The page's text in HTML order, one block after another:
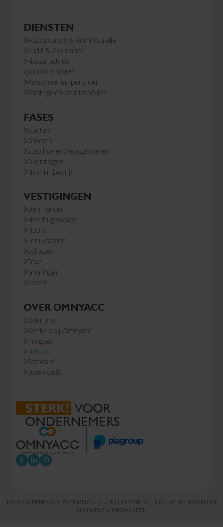
DIENSTEN
Accountancy & Administratie
Audit & Assurance
Fiscaal advies
Juridisch advies
Personeel en pensioen
Strategisch bedrijfsadvies
FASES
Starten
Groeien
Stabiliseren/reorganiseren
Overdragen
Na mijn bedrijf
VESTIGINGEN
Den Helder
Heerhugowaard
Hoorn
Leeuwarden
Schagen
Texel
Groningen
Assen
OVER OMNYACC
Over ons
Werken bij Omnyacc
Inloggen
Nieuws
Software
Downloads
DISCLAIMER PRIVACY STATEMENT KLOKKENLUIDERSREGELING KLACHTENREGELING
ALGEMENE VOORWAARDEN